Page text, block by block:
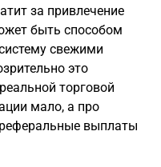
за привлечение
быть способом
свежими
это
торговой
мало, а про
выплаты